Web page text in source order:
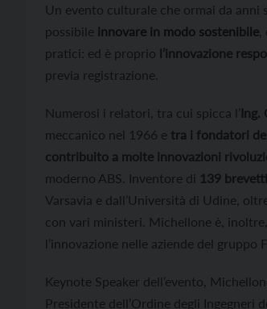
Un evento culturale che ormai da anni
possibile innovare in modo sostenibile
pratici: ed è proprio l’innovazione
previa registrazione.
Numerosi i relatori, tra cui spicca l’Ing.
meccanico nel 1966 e tra i fondatori
contribuito a molte innovazioni
moderno ABS. Inventore di
139 brevetti
Varsavia e dall’Università di Udine,
con vari ministeri. Michellone è, inoltre,
l’innovazione nelle aziende del
Keynote Speaker dell’evento,
Presidente dell’Ordine degli Ingegneri